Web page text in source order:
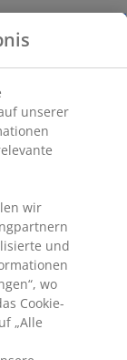
Matratze,
ganz gezielt
gestalten.
entspannen
dann suche
möchtest,
und
sind wir oft
unserer
wir
und
wo
Cookie-
„Alle